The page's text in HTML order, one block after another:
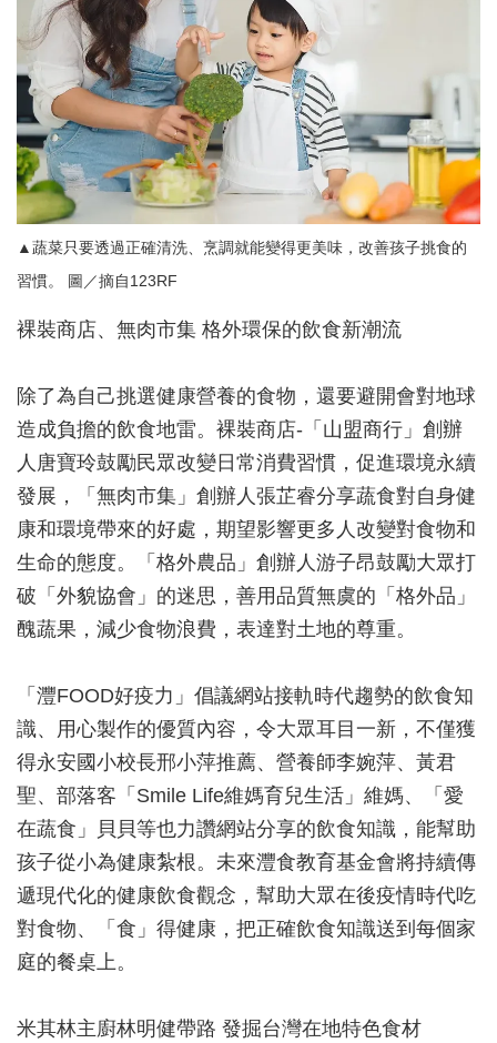
▲蔬菜只要透過正確清洗、烹調就能變得更美味，改善孩子挑食的
習慣。 圖／摘自123RF
裸裝商店、無肉市集 格外環保的飲食新潮流
除了為自己挑選健康營養的食物，還要避開會對地球
造成負擔的飲食地雷。裸裝商店-「山盟商行」創辦
人唐寶玲鼓勵民眾改變日常消費習慣，促進環境永續
發展，「無肉市集」創辦人張芷睿分享蔬食對自身健
康和環境帶來的好處，期望影響更多人改變對食物和
生命的態度。「格外農品」創辦人游子昂鼓勵大眾打
破「外貌協會」的迷思，善用品質無虞的「格外品」
醜蔬果，減少食物浪費，表達對土地的尊重。
「灃FOOD好疫力」倡議網站接軌時代趨勢的飲食知
識、用心製作的優質內容，令大眾耳目一新，不僅獲
得永安國小校長邢小萍推薦、營養師李婉萍、黃君
聖、部落客「Smile Life維媽育兒生活」維媽、「愛
在蔬食」貝貝等也力讚網站分享的飲食知識，能幫助
孩子從小為健康紮根。未來灃食教育基金會將持續傳
遞現代化的健康飲食觀念，幫助大眾在後疫情時代吃
對食物、「食」得健康，把正確飲食知識送到每個家
庭的餐桌上。
米其林主廚林明健帶路 發掘台灣在地特色食材